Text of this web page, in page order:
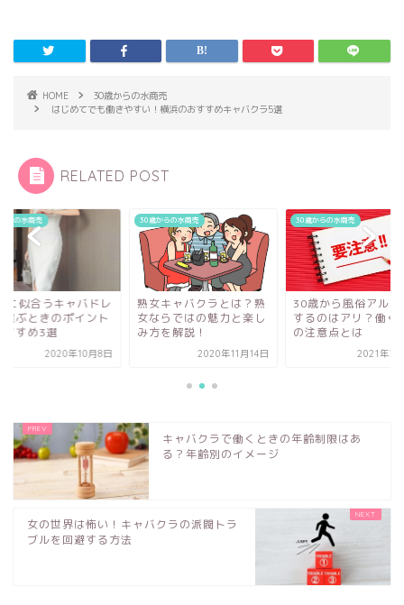
HOME
30歳からの水商売
はじめてでも働きやすい！横浜のおすすめキャバクラ5選
RELATED POST
らの水商売
に似合うキャバドレ
選ぶときのポイント
すすめ3選
2020年10月8日
30歳からの水商売
熟女キャバクラとは？熟
女ならではの魅力と楽し
み方を解説！
2020年11月14日
30歳からの水商売
30歳から風俗アルバ
するのはアリ？働く
の注意点とは
2021年3
キャバクラで働くときの年齢制限はあ
る？年齢別のイメージ
女の世界は怖い！キャバクラの派閥トラ
ブルを回避する方法